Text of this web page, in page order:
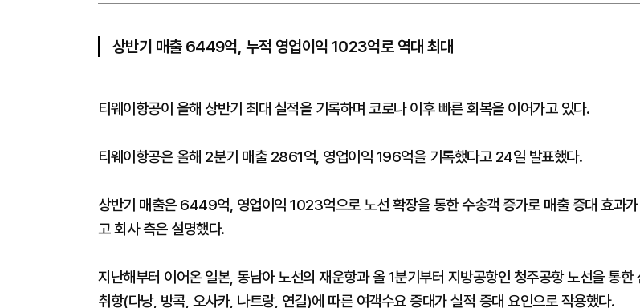
상반기 매출 6449억, 누적 영업이익 1023억로 역대 최대
티웨이항공이 올해 상반기 최대 실적을 기록하며 코로나 이후 빠른 회복을 이어가고 있다.
티웨이항공은 올해 2분기 매출 2861억, 영업이익 196억을 기록했다고 24일 발표했다.
상반기 매출은 6449억, 영업이익 1023억으로 노선 확장을 통한 수송객 증가로 매출 증대 효과
고 회사 측은 설명했다.
지난해부터 이어온 일본, 동남아 노선의 재운항과 올 1분기부터 지방공항인 청주공항 노선을 통한
취항(다낭, 방콕, 오사카, 나트랑, 연길)에 따른 여객수요 증대가 실적 증대 요인으로 작용했다.